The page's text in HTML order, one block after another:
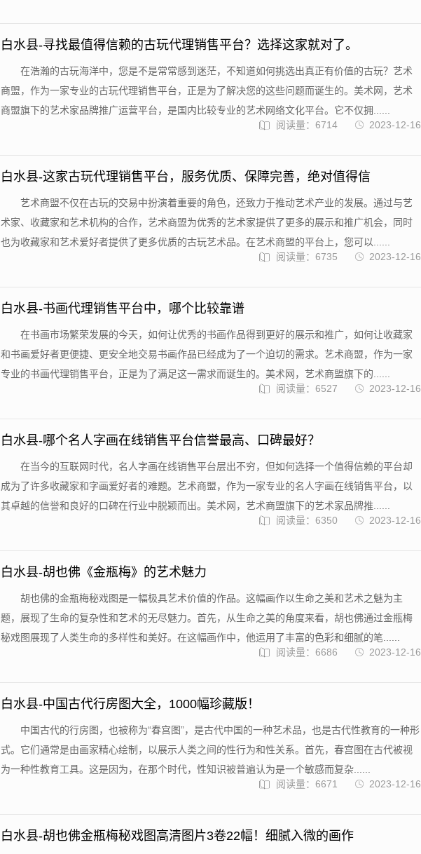
白水县-寻找最值得信赖的古玩代理销售平台？选择这家就对了。
在浩瀚的古玩海洋中，您是不是常常感到迷茫，不知道如何挑选出真正有价值的古玩？艺术
商盟，作为一家专业的古玩代理销售平台，正是为了解决您的这些问题而诞生的。美术网，艺术
商盟旗下的艺术家品牌推广运营平台，是国内比较专业的艺术网络文化平台。它不仅拥......
2023-12-16
阅读量：6714
白水县-这家古玩代理销售平台，服务优质、保障完善，绝对值得信
艺术商盟不仅在古玩的交易中扮演着重要的角色，还致力于推动艺术产业的发展。通过与艺
术家、收藏家和艺术机构的合作，艺术商盟为优秀的艺术家提供了更多的展示和推广机会，同时
也为收藏家和艺术爱好者提供了更多优质的古玩艺术品。在艺术商盟的平台上，您可以......
2023-12-16
阅读量：6735
白水县-书画代理销售平台中，哪个比较靠谱
在书画市场繁荣发展的今天，如何让优秀的书画作品得到更好的展示和推广，如何让收藏家
和书画爱好者更便捷、更安全地交易书画作品已经成为了一个迫切的需求。艺术商盟，作为一家
专业的书画代理销售平台，正是为了满足这一需求而诞生的。美术网，艺术商盟旗下的......
2023-12-16
阅读量：6527
白水县-哪个名人字画在线销售平台信誉最高、口碑最好？
在当今的互联网时代，名人字画在线销售平台层出不穷，但如何选择一个值得信赖的平台却
成为了许多收藏家和字画爱好者的难题。艺术商盟，作为一家专业的名人字画在线销售平台，以
其卓越的信誉和良好的口碑在行业中脱颖而出。美术网，艺术商盟旗下的艺术家品牌推......
2023-12-16
阅读量：6350
白水县-胡也佛《金瓶梅》的艺术魅力
胡也佛的金瓶梅秘戏图是一幅极具艺术价值的作品。这幅画作以生命之美和艺术之魅为主
题，展现了生命的复杂性和艺术的无尽魅力。首先，从生命之美的角度来看，胡也佛通过金瓶梅
秘戏图展现了人类生命的多样性和美好。在这幅画作中，他运用了丰富的色彩和细腻的笔......
2023-12-16
阅读量：6686
白水县-中国古代行房图大全，1000幅珍藏版！
中国古代的行房图，也被称为“春宫图”，是古代中国的一种艺术品，也是古代性教育的一种形
式。它们通常是由画家精心绘制，以展示人类之间的性行为和性关系。首先，春宫图在古代被视
为一种性教育工具。这是因为，在那个时代，性知识被普遍认为是一个敏感而复杂......
2023-12-16
阅读量：6671
白水县-胡也佛金瓶梅秘戏图高清图片3卷22幅！细腻入微的画作